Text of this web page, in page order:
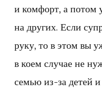
и комфорт, а потом
на других. Если
руку, то в этом вы
в коем случае не
семью из-за детей и